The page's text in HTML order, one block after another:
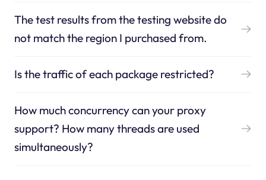
The test results from the testing website do
not match the region I purchased from.
Is the traffic of each package restricted?
How much concurrency can your proxy
support? How many threads are used
simultaneously?